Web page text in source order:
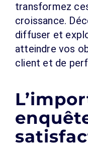
transformez
croissance.
diffuser et
atteindre vos
client et de